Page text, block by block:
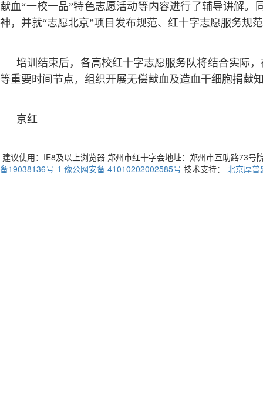
献血“一校一品”特色志愿活动等内容进行了辅导讲解
神，并就“志愿北京”项目发布规范、红十字志愿服务规
培训结束后，各高校红十字志愿服务队将结合实际，
等重要时间节点，组织开展无偿献血及造血干细胞捐献
京红
建议使用：IE8及以上浏览器 郑州市红十字会地址：郑州市互助路73号
备19038136号-1 豫公网安备 41010202002585号 技术支持： 北京厚普